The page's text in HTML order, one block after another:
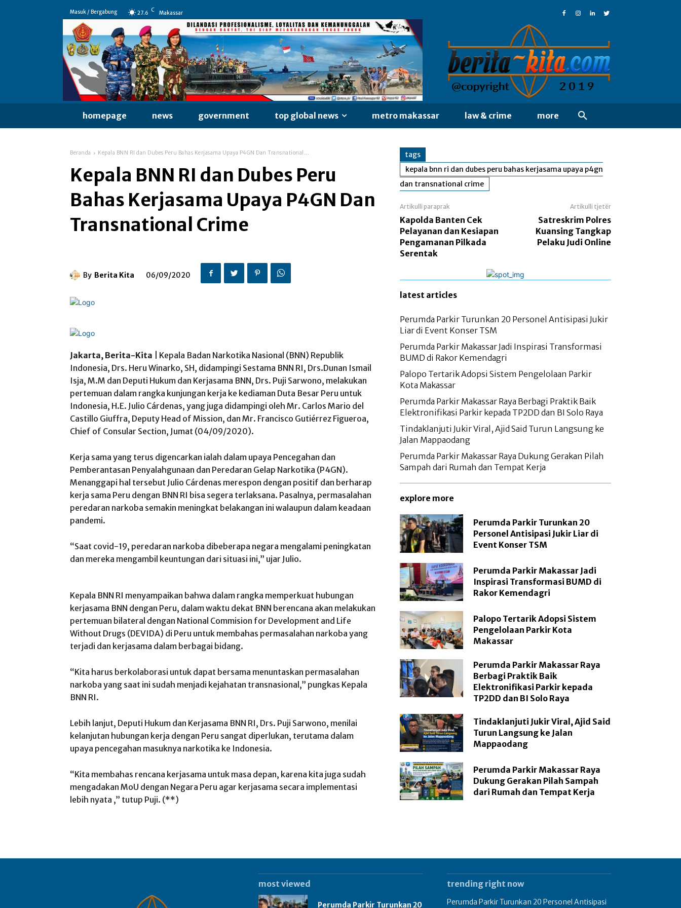
Masuk / Bergabung 27.6 C Makassar
homepage news government top global news metro makassar law & crime more
Beranda Kepala BNN RI dan Dubes Peru Bahas Kerjasama Upaya P4GN Dan Transnational...
Kepala BNN RI dan Dubes Peru
Bahas Kerjasama Upaya P4GN Dan
Transnational Crime
By Berita Kita 06/09/2020
Jakarta, Berita-Kita | Kepala Badan Narkotika Nasional (BNN) Republik
Indonesia, Drs. Heru Winarko, SH, didampingi Sestama BNN RI, Drs.Dunan Ismail
Isja, M.M dan Deputi Hukum dan Kerjasama BNN, Drs. Puji Sarwono, melakukan
pertemuan dalam rangka kunjungan kerja ke kediaman Duta Besar Peru untuk
Indonesia, H.E. Julio Cárdenas, yang juga didampingi oleh Mr. Carlos Mario del
Castillo Giuffra, Deputy Head of Mission, dan Mr. Francisco Gutiérrez Figueroa,
Chief of Consular Section, Jumat (04/09/2020).
Kerja sama yang terus digencarkan ialah dalam upaya Pencegahan dan
Pemberantasan Penyalahgunaan dan Peredaran Gelap Narkotika (P4GN).
Menanggapi hal tersebut Julio Cárdenas merespon dengan positif dan berharap
kerja sama Peru dengan BNN RI bisa segera terlaksana. Pasalnya, permasalahan
peredaran narkoba semakin meningkat belakangan ini walaupun dalam keadaan
pandemi.
“Saat covid-19, peredaran narkoba dibeberapa negara mengalami peningkatan
dan mereka mengambil keuntungan dari situasi ini,” ujar Julio.
Kepala BNN RI menyampaikan bahwa dalam rangka memperkuat hubungan
kerjasama BNN dengan Peru, dalam waktu dekat BNN berencana akan melakukan
pertemuan bilateral dengan National Commision for Development and Life
Without Drugs (DEVIDA) di Peru untuk membahas permasalahan narkoba yang
terjadi dan kerjasama dalam berbagai bidang.
“Kita harus berkolaborasi untuk dapat bersama menuntaskan permasalahan
narkoba yang saat ini sudah menjadi kejahatan transnasional,” pungkas Kepala
BNN RI.
Lebih lanjut, Deputi Hukum dan Kerjasama BNN RI, Drs. Puji Sarwono, menilai
kelanjutan hubungan kerja dengan Peru sangat diperlukan, terutama dalam
upaya pencegahan masuknya narkotika ke Indonesia.
“Kita membahas rencana kerjasama untuk masa depan, karena kita juga sudah
mengadakan MoU dengan Negara Peru agar kerjasama secara implementasi
lebih nyata ,” tutup Puji. (**)
tags
kepala bnn ri dan dubes peru bahas kerjasama upaya p4gn
dan transnational crime
Artikulli paraprak
Kapolda Banten Cek
Pelayanan dan Kesiapan
Pengamanan Pilkada
Serentak
Artikulli tjetër
Satreskrim Polres
Kuansing Tangkap
Pelaku Judi Online
latest articles
Perumda Parkir Turunkan 20 Personel Antisipasi Jukir
Liar di Event Konser TSM
Perumda Parkir Makassar Jadi Inspirasi Transformasi
BUMD di Rakor Kemendagri
Palopo Tertarik Adopsi Sistem Pengelolaan Parkir
Kota Makassar
Perumda Parkir Makassar Raya Berbagi Praktik Baik
Elektronifikasi Parkir kepada TP2DD dan BI Solo Raya
Tindaklanjuti Jukir Viral, Ajid Said Turun Langsung ke
Jalan Mappaodang
Perumda Parkir Makassar Raya Dukung Gerakan Pilah
Sampah dari Rumah dan Tempat Kerja
explore more
Perumda Parkir Turunkan 20
Personel Antisipasi Jukir Liar di
Event Konser TSM
Perumda Parkir Makassar Jadi
Inspirasi Transformasi BUMD di
Rakor Kemendagri
Palopo Tertarik Adopsi Sistem
Pengelolaan Parkir Kota
Makassar
Perumda Parkir Makassar Raya
Berbagi Praktik Baik
Elektronifikasi Parkir kepada
TP2DD dan BI Solo Raya
Tindaklanjuti Jukir Viral, Ajid Said
Turun Langsung ke Jalan
Mappaodang
Perumda Parkir Makassar Raya
Dukung Gerakan Pilah Sampah
dari Rumah dan Tempat Kerja
most viewed
Perumda Parkir Turunkan 20
trending right now
Perumda Parkir Turunkan 20 Personel Antisipasi